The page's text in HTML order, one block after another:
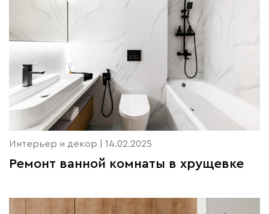
Интерьер и декор | 14.02.2025
Ремонт ванной комнаты в хрущевке